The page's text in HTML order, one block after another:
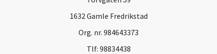
1632 Gamle Fredrikstad
Org. nr. 984643373
Tlf: 98834438